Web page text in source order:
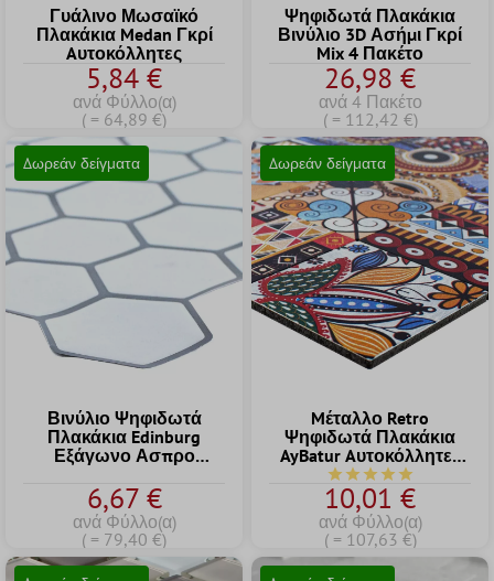
Γυάλινο Μωσαϊκό
Πλακάκια Medan Γκρί
Aυτοκόλλητες
5,84 €
ανά Φύλλο(α)
( = 64,89 €)
Ψηφιδωτά Πλακάκια
Βινύλιο 3D Ασήμι Γκρί
Mix 4 Πακέτο
26,98 €
ανά 4 Πακέτο
( = 112,42 €)
Δωρεάν δείγματα
Βινύλιο Ψηφιδωτά
Πλακάκια Edinburg
Εξάγωνο Ασπρο
6,67 €
ανά Φύλλο(α)
( = 79,40 €)
Δωρεάν δείγματα
Mέταλλο Retro
Ψηφιδωτά Πλακάκια
AyBatur Aυτοκόλλητες
Χρωματιστό
Μέση βαθμολογία 5
10,01 €
ανά Φύλλο(α)
( = 107,63 €)